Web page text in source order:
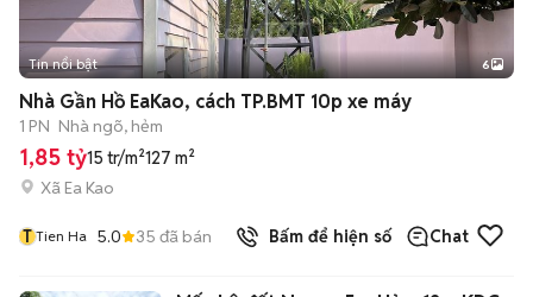
+2
Tin nổi bật 6
Nhà Gần Hồ EaKao, cách TP.BMT 10p xe máy
1 PN Nhà ngõ, hẻm
1,85 tỷ15 tr/m²127 m²
Xã Ea Kao
T Tien Ha 5.0 35 đã bán Bấm để hiện số Chat